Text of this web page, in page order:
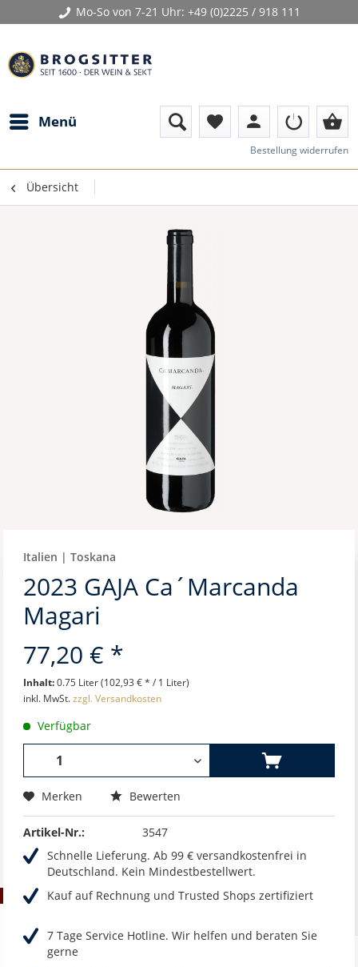
Mo-So von 7-21 Uhr: +49 (0)2225 / 918 111
Menü favorite person shopping_basket
Bestellung widerrufen
Übersicht
Italien | Toskana
2023 GAJA Ca´Marcanda
Magari
77,20 € *
Inhalt:0.75 Liter (102,93 € * / 1 Liter)
inkl. MwSt.zzgl. Versandkosten
Verfügbar
Merken Bewerten
Artikel-Nr.:
3547
Schnelle Lieferung. Ab 99 € versandkostenfrei in
Deutschland. Kein Mindestbestellwert.
Kauf auf Rechnung und Trusted Shops zertifiziert
7 Tage Service Hotline. Wir helfen und beraten Sie
gerne